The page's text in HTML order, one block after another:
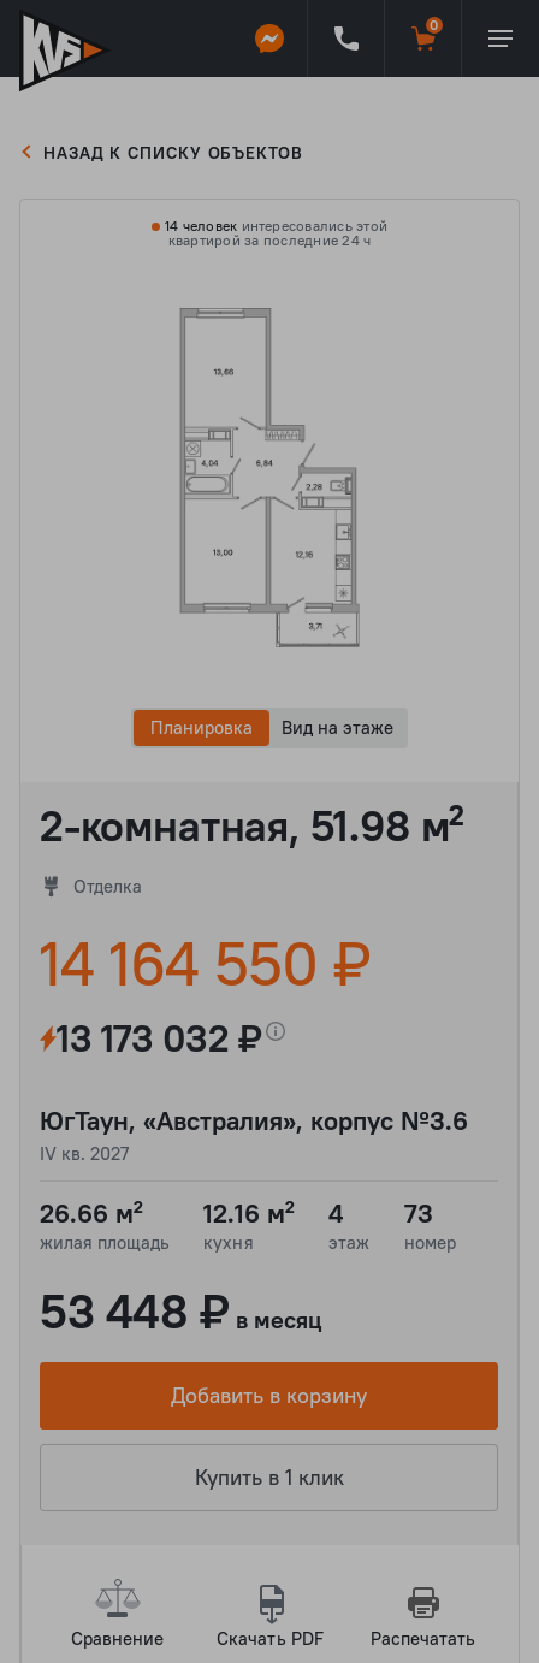
НАЗАД К СПИСКУ ОБЪЕКТОВ
2-комнатная, 51.98 м²
Отделка
14 164 550 ₽
13 173 032 ₽
ЮгТаун, «Австралия», корпус №3.6
IV кв. 2027
26.66 м²
жилая площадь
12.16 м²
кухня
4
этаж
73
номер
53 448 ₽ в месяц
Добавить в корзину
Купить в 1 клик
14 человек интересовались этой
квартирой за последние 24 ч
Планировка Вид на этаже
Сравнение Скачать PDF Распечатать